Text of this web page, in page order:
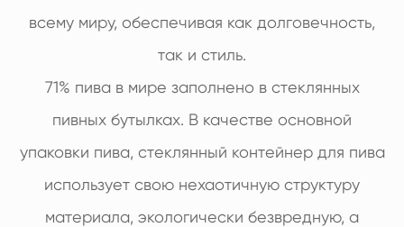
всему миру, обеспечивая как долговечность,
так и стиль.
71% пива в мире заполнено в стеклянных
пивных бутылках. В качестве основной
упаковки пива, стеклянный контейнер для пива
использует свою нехаотичную структуру
материала, экологически безвредную, а